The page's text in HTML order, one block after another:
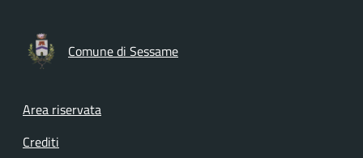
Comune di Sessame
Footer menu
Area riservata
Crediti